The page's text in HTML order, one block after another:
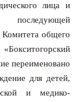
лица и
последующей
Комитета общего
переименовано
для детей,
и медико-